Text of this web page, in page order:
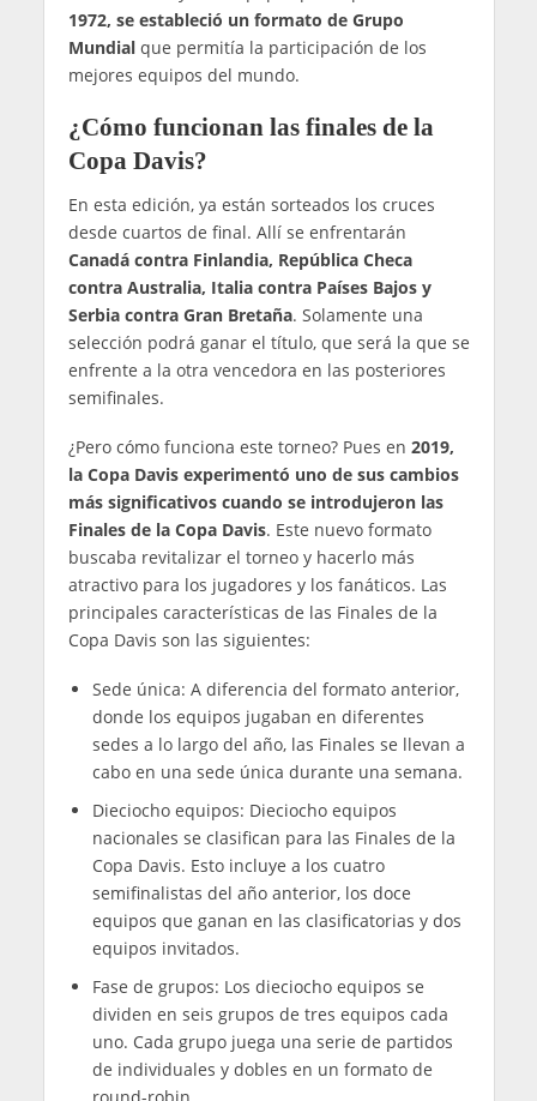
1972, se estableció un formato de Grupo
Mundialque permitía la participación de los
mejores equipos del mundo.
¿Cómo funcionan las finales de la
Copa Davis?
En esta edición, ya están sorteados los cruces
desde cuartos de final. Allí se enfrentarán
Canadá contra Finlandia, República Checa
contra Australia, Italia contra Países Bajos y
Serbia contra Gran Bretaña. Solamente una
selección podrá ganar el título, que será la que se
enfrente a la otra vencedora en las posteriores
semifinales.
¿Pero cómo funciona este torneo? Pues en 2019,
la Copa Davis experimentó uno de sus cambios
más significativos cuando se introdujeron las
Finales de la Copa Davis. Este nuevo formato
buscaba revitalizar el torneo y hacerlo más
atractivo para los jugadores y los fanáticos. Las
principales características de las Finales de la
Copa Davis son las siguientes:
Sede única: A diferencia del formato anterior,
donde los equipos jugaban en diferentes
sedes a lo largo del año, las Finales se llevan a
cabo en una sede única durante una semana.
Dieciocho equipos: Dieciocho equipos
nacionales se clasifican para las Finales de la
Copa Davis. Esto incluye a los cuatro
semifinalistas del año anterior, los doce
equipos que ganan en las clasificatorias y dos
equipos invitados.
Fase de grupos: Los dieciocho equipos se
dividen en seis grupos de tres equipos cada
uno. Cada grupo juega una serie de partidos
de individuales y dobles en un formato de
round-robin.